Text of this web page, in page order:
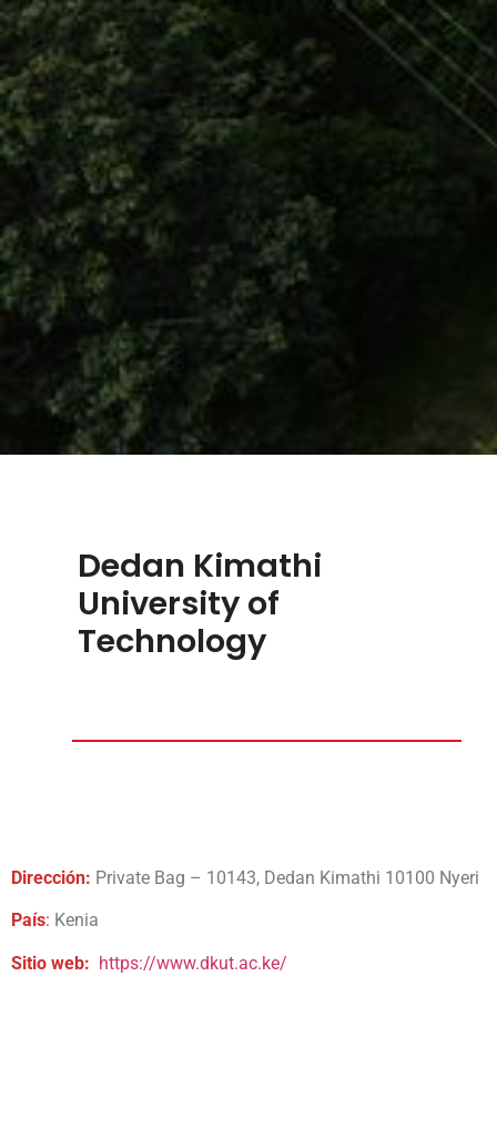
Dedan Kimathi
University of
Technology
Dirección: Private Bag – 10143, Dedan Kimathi 10100 Nyeri
País: Kenia
Sitio web: https://www.dkut.ac.ke/